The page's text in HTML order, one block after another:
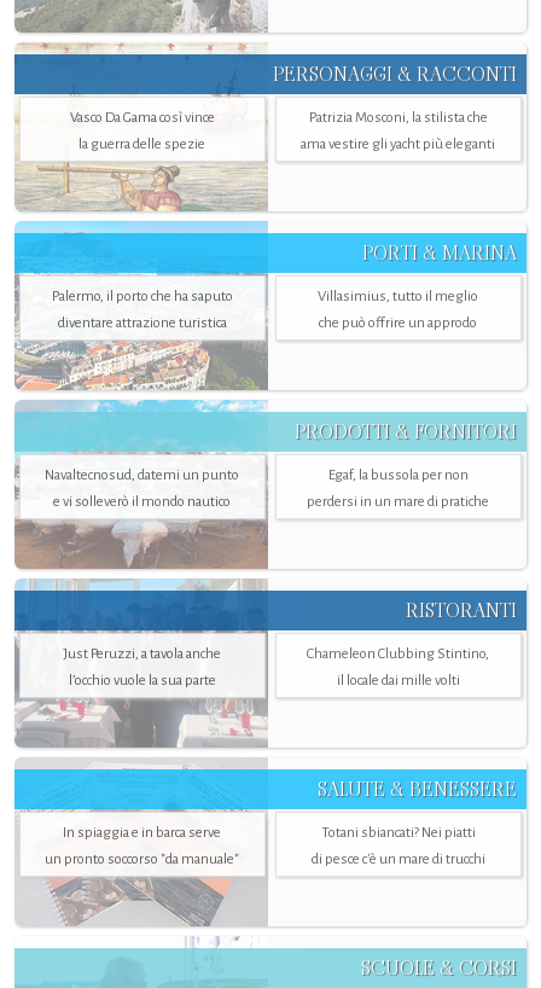
PERSONAGGI & RACCONTI
Vasco Da Gama così vince
la guerra delle spezie
Patrizia Mosconi, la stilista che
ama vestire gli yacht più eleganti
PORTI & MARINA
Palermo, il porto che ha saputo
diventare attrazione turistica
Villasimius, tutto il meglio
che può offrire un approdo
PRODOTTI & FORNITORI
Navaltecnosud, datemi un punto
e vi solleverò il mondo nautico
Egaf, la bussola per non
perdersi in un mare di pratiche
RISTORANTI
Just Peruzzi, a tavola anche
l’occhio vuole la sua parte
Chameleon Clubbing Stintino,
il locale dai mille volti
SALUTE & BENESSERE
In spiaggia e in barca serve
un pronto soccorso "da manuale"
Totani sbiancati? Nei piatti
di pesce c'è un mare di trucchi
SCUOLE & CORSI